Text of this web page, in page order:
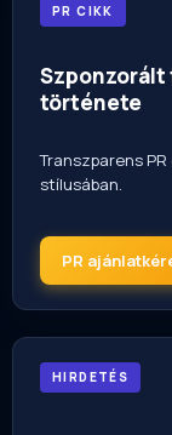
PR CIKK
Szponzorált
története
Transzparens
stílusában.
PR
HIRDETÉS